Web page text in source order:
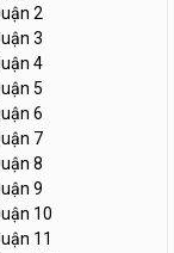
2
3
4
5
6
7
8
9
10
11